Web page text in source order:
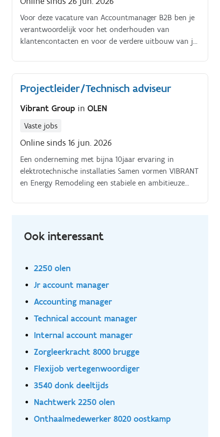
Voor deze vacature van Accountmanager B2B ben je
verantwoordelijk voor het onderhouden van
klantencontacten en voor de verdere uitbouw van je
jouw klanten zijn industriële omgevingen, technische
bedrijven en zelfs garages.
Projectleider/Technisch adviseur
Vibrant Group in OLEN
Vaste jobs
Online sinds 16 jun. 2026
Een onderneming met bijna 10jaar ervaring in
elektrotechnische installaties Samen vormen VIBRANT
en Energy Remodeling een stabiele en ambitieuze
expertise en installatie ervaring elkaar versterken
groeifase. We herpositioneren ons bewust als
kwaliteitsmerk voor installateurs en groothandels.
Ook interessant
2250 olen
Jr account manager
Accounting manager
Technical account manager
Internal account manager
Zorgleerkracht 8000 brugge
Flexijob vertegenwoordiger
3540 donk deeltijds
Nachtwerk 2250 olen
Onthaalmedewerker 8020 oostkamp